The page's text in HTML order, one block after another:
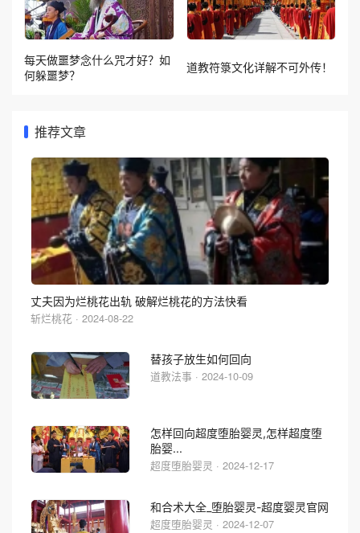
每天做噩梦念什么咒才好？如
何躲噩梦？
道教符箓文化详解不可外传！
推荐文章
丈夫因为烂桃花出轨 破解烂桃花的方法快看
斩烂桃花 · 2024-08-22
替孩子放生如何回向
道教法事 · 2024-10-09
怎样回向超度堕胎婴灵,怎样超度堕
胎婴...
超度堕胎婴灵 · 2024-12-17
和合术大全_堕胎婴灵-超度婴灵官网
超度堕胎婴灵 · 2024-12-07